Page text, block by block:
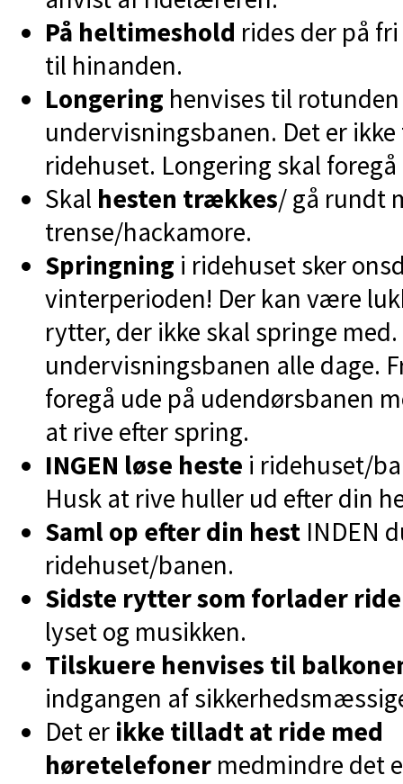
På heltimeshold rides der på
til hinanden.
Longering henvises til
undervisningsbanen. Det er
ridehuset. Longering skal
Skal hesten trækkes/ gå rundt
trense/hackamore.
Springning i ridehuset sker
vinterperioden! Der kan være
rytter, der ikke skal springe
undervisningsbanen alle dage.
foregå ude på udendørsbanen
at rive efter spring.
INGEN løse heste i ridehuset/
Husk at rive huller ud efter din
Saml op efter din hest INDEN
ridehuset/banen.
Sidste rytter som forlader
lyset og musikken.
Tilskuere henvises til
indgangen af
Det er ikke tilladt at ride med
høretelefoner medmindre det